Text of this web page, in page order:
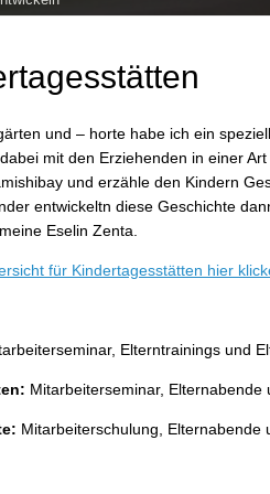
und – horte habe ich ein
mit den Erziehenden in einer
und erzähle den Kindern
entwickeltn diese Geschichte
Eselin Zenta.
für Kindertagesstätten hier
Elterntrainings und
Mitarbeiterseminar,
Mitarbeiterschulung, Elternabende